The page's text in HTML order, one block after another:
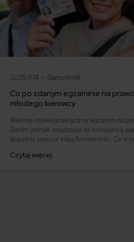
2025.11.14 • Samochód
Co po zdanym egzaminie na
młodego kierowcy
Właśnie zdałeś praktyczny egzamin na
Zanim jednak wsiądziesz za kierownicą
dopełnić jeszcze kilka formalności. Co
którym szybko załatwisz sprawy urzędowe
Czytaj więcej